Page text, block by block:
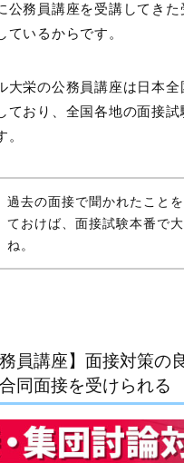
公務員講座を受講してき
ているからです。
大栄の公務員講座は日本全
ており、全国各地の面接試
過去の面接で聞かれたこと
ておけば、面接試験本番で
ね。
務員講座】面接対策の
同面接を受けられる